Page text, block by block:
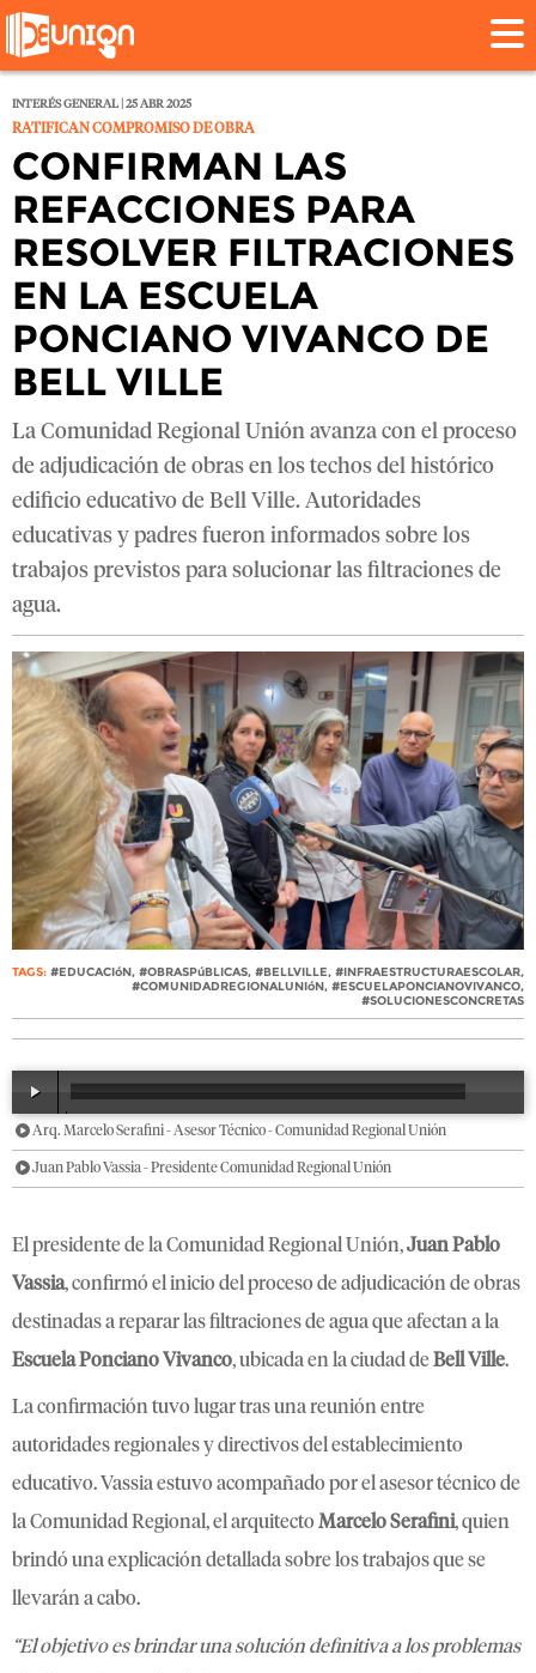
INTERÉS GENERAL | 25 ABR 2025
RATIFICAN COMPROMISO DE OBRA
CONFIRMAN LAS
REFACCIONES PARA
RESOLVER FILTRACIONES
EN LA ESCUELA
PONCIANO VIVANCO DE
BELL VILLE
La Comunidad Regional Unión avanza con el proceso
de adjudicación de obras en los techos del histórico
edificio educativo de Bell Ville. Autoridades
educativas y padres fueron informados sobre los
trabajos previstos para solucionar las filtraciones de
agua.
TAGS: #EDUCACIóN, #OBRASPúBLICAS, #BELLVILLE, #INFRAESTRUCTURAESCOLAR,
#COMUNIDADREGIONALUNIóN, #ESCUELAPONCIANOVIVANCO,
#SOLUCIONESCONCRETAS
00:00/02:37
Arq. Marcelo Serafini - Asesor Técnico - Comunidad Regional Unión
Juan Pablo Vassia - Presidente Comunidad Regional Unión
El presidente de la Comunidad Regional Unión,Juan Pablo
Vassia, confirmó el inicio del proceso de adjudicación de obras
destinadas a reparar las filtraciones de agua que afectan a la
Escuela Ponciano Vivanco, ubicada en la ciudad deBell Ville.
La confirmación tuvo lugar tras una reunión entre
autoridades regionales y directivos del establecimiento
educativo. Vassia estuvo acompañado por el asesor técnico de
la Comunidad Regional, el arquitectoMarcelo Serafini, quien
brindó una explicación detallada sobre los trabajos que se
llevarán a cabo.
“El objetivo es brindar una solución definitiva a los problemas